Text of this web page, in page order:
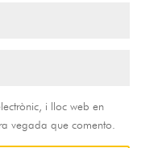
i lloc web en
vegada que comento.